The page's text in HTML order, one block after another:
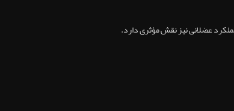
عضلانی نیز نقش مؤثری دارد.